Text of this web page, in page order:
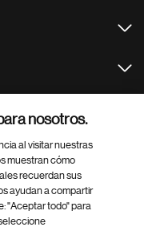
nosotros.
al visitar nuestras
muestran cómo
recuerdan sus
ayudan a compartir
"Aceptar todo" para